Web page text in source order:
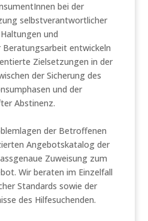
bei der
selbstverantwortlicher
und
Beratungsarbeit entwickeln
Zielsetzungen in der
der Sicherung des
und der
Abstinenz.
der Betroffenen
Angebotskatalog der
Zuweisung zum
Wir beraten im Einzelfall
Standards sowie der
des Hilfesuchenden.